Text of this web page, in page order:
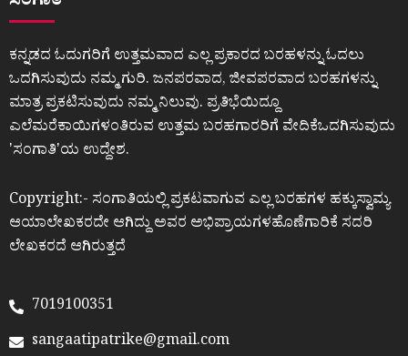
ಕನ್ನಡದ ಓದುಗರಿಗೆ ಉತ್ತಮವಾದ ಎಲ್ಲ ಪ್ರಕಾರದ ಬರಹಳನ್ನು ಓದಲು
ಒದಗಿಸುವುದು ನಮ್ಮ ಗುರಿ. ಜನಪರವಾದ, ಜೀವಪರವಾದ ಬರಹಗಳನ್ನು
ಮಾತ್ರ ಪ್ರಕಟಿಸುವುದು ನಮ್ಮ ನಿಲುವು. ಪ್ರತಿಭೆಯಿದ್ದೂ
ಎಲೆಮರೆಕಾಯಿಗಳಂತಿರುವ ಉತ್ತಮ ಬರಹಗಾರರಿಗೆ ವೇದಿಕೆಒದಗಿಸುವುದು
ʼಸಂಗಾತಿʼಯ ಉದ್ದೇಶ.
Copyright:- ಸಂಗಾತಿಯಲ್ಲಿ ಪ್ರಕಟವಾಗುವ ಎಲ್ಲ ಬರಹಗಳ ಹಕ್ಕುಸ್ವಾಮ್ಯ
ಆಯಾಲೇಖಕರದೇ ಆಗಿದ್ದು ಅವರ ಅಭಿಪ್ರಾಯಗಳಹೊಣೆಗಾರಿಕೆ ಸದರಿ
ಲೇಖಕರದೆ ಆಗಿರುತ್ತದೆ
7019100351
sangaatipatrike@gmail.com